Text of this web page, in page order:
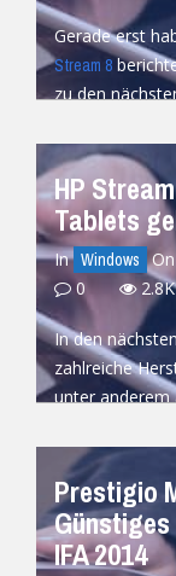
Gerade erst
Stream 8
zu den
READ MORE
HP
Tablets
In Windows On
0
In den
zahlreiche
unter anderem
Prestigio
IFA 2014